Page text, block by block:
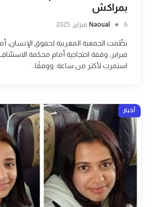
بمراكش
Naoual 6 فبراير, 2025
فبراير، وقفة احتجاجية أمام محكمة
استمرت لأكثر من ساعة. ووفقًا…
أخبار